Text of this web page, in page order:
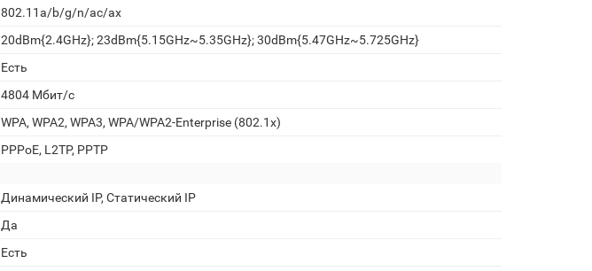
802.11a/b/g/n/ac/ax
20dBm{2.4GHz}; 23dBm{5.15GHz~5.35GHz}; 30dBm{5.47GHz~5.725GHz}
Есть
4804 Мбит/с
WPA, WPA2, WPA3, WPA/WPA2-Enterprise (802.1x)
PPPoE, L2TP, PPTP
Динамический IP, Статический IP
Да
Есть